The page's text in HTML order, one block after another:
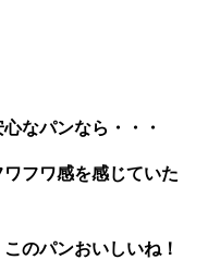
なパンなら・・・
フワ感を感じていた
のパンおいしいね！